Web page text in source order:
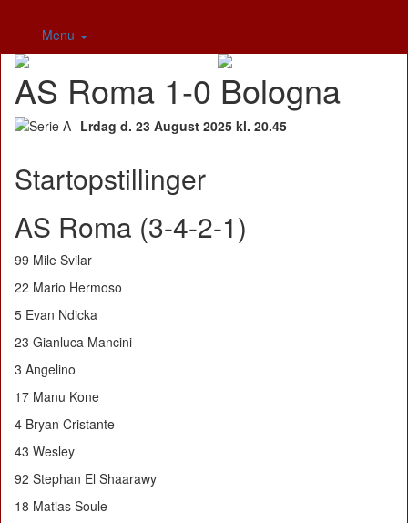
Menu
AS Roma 1-0 Bologna
Lrdag d. 23 August 2025 kl. 20.45
Startopstillinger
AS Roma (3-4-2-1)
99 Mile Svilar
22 Mario Hermoso
5 Evan Ndicka
23 Gianluca Mancini
3 Angelino
17 Manu Kone
4 Bryan Cristante
43 Wesley
92 Stephan El Shaarawy
18 Matias Soule